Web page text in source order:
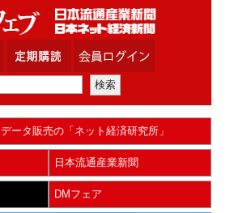
データ販売の「ネット経済研究所」
日本流通産業新聞
DMフェア